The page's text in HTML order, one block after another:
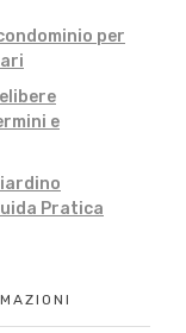
per
e
Pratica